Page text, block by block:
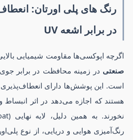
رنگ های پلی اورتان:
در برابر اشعه UV
اگرچه اپوکسی‌ها مقاومت شیمیایی بالایی
صنعتی در زمینه محافظت در برابر
است. این پوشش‌ها دارای
هستند که اجازه می‌دهد در اثر انبساط
رنگ‌آمیزی هوایی و دریایی، از نوع